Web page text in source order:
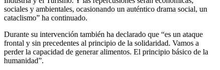
sociales y ambientales, ocasionando un auténtico drama social, un
cataclismo” ha continuado.
Durante su intervención también ha declarado que “es un ataque
frontal y sin precedentes al principio de la solidaridad. Vamos a
perder la capacidad de generar alimentos. El principio básico de la
humanidad”.